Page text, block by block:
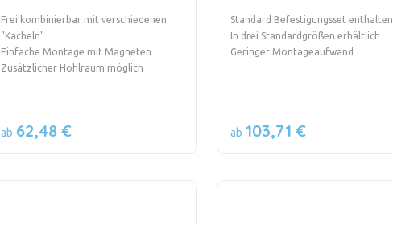
Frei kombinierbar mit verschiedenen
"Kacheln"
Einfache Montage mit Magneten
Zusätzlicher Hohlraum möglich
ab 62,48 €
Standard Befestigungsset enthalten
In drei Standardgrößen erhältlich
Geringer Montageaufwand
ab 103,71 €